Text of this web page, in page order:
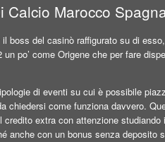
Marocco
boss del casinò raffigurato su di
po’ come Origene che per fare
di eventi su cui è possibile
chiedersi come funziona davvero.
extra con attenzione
anche con un bonus senza